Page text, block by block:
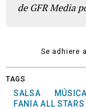
de GFR Media
Se adhiere
TAGS
SALSA
FANIA ALL STARS